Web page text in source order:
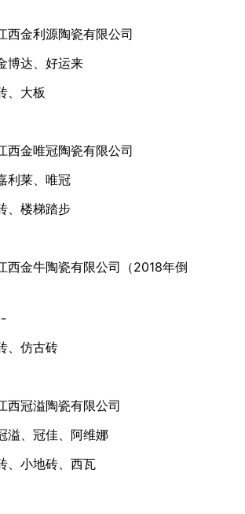
西金利源陶瓷有限公司
博达、好运来
、大板
西金唯冠陶瓷有限公司
利莱、唯冠
、楼梯踏步
西金牛陶瓷有限公司（2018年倒
、仿古砖
西冠溢陶瓷有限公司
溢、冠佳、阿维娜
、小地砖、西瓦